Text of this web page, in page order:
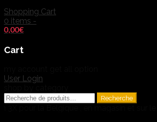
Shopping Cart
0 items -
0,00€
Cart
User Login
Recherche
pour :
Recherche